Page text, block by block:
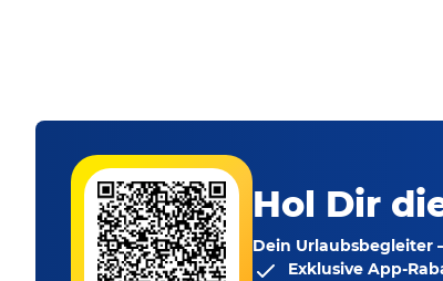
Hol Dir
Dein Urlaubsbegleiter
Exklusive App-